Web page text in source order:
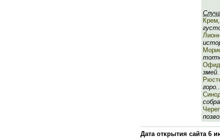
Крем
змей.
Дата открытия сайта 6